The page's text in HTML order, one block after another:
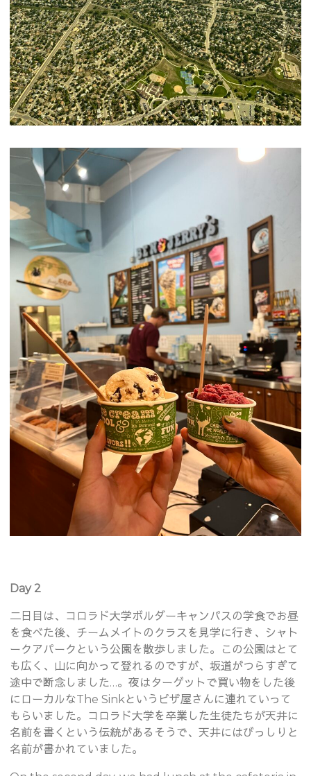
Day 2
二日目は、コロラド大学ボルダーキャンパスの学食でお昼
を食べた後、チームメイトのクラスを見学に行き、シャト
ークアパークという公園を散歩しました。この公園はとて
も広く、山に向かって登れるのですが、坂道がつらすぎて
途中で断念しました…。夜はターゲットで買い物をした後
にローカルなThe Sinkというピザ屋さんに連れていって
もらいました。コロラド大学を卒業した生徒たちが天井に
名前を書くという伝統があるそうで、天井にはびっしりと
名前が書かれていました。